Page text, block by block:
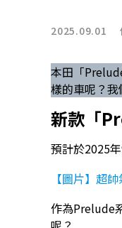
2025.09.01
本田「
樣的車呢？我
新款「
預計於2025
【圖片】超
作為Prelude